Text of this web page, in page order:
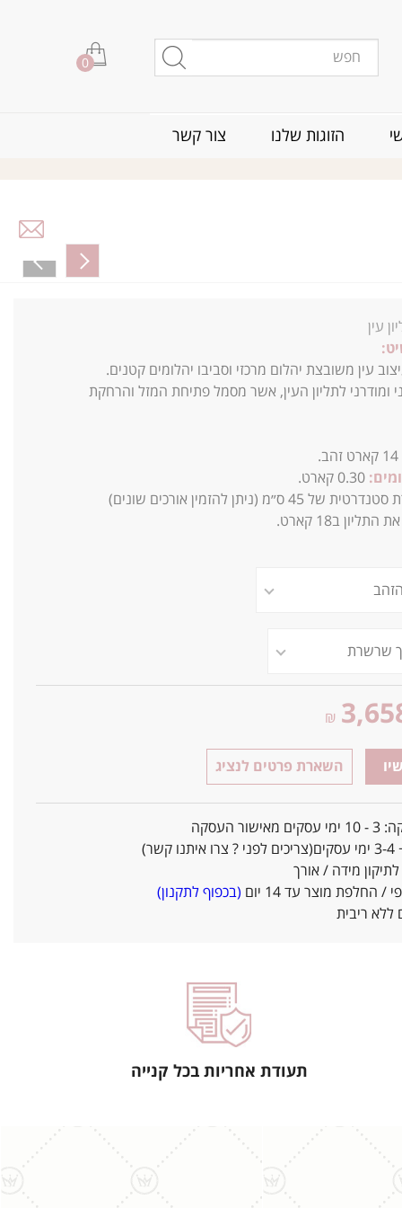
0
הזוגות שלנו צור קשר
עין
עין משובצת יהלום מרכזי וסביבו יהלומים קטנים.
ומודרני לתליון העין, אשר מסמל פתיחת המזל והרחקת
14 קארט זהב.
0.30 קארט.
ס״מ (ניתן להזמין אורכים שונים)
ב18 קארט.
₪
השארת פרטים לנציג
העסקה
מידה / אורך
החלפת מוצר עד 14 יום
(בכפוף לתקנון)
ריבית
תעודת אחריות בכל קנייה